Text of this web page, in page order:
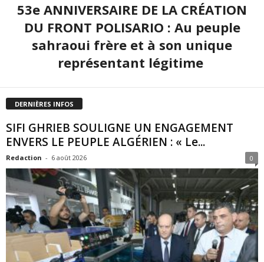
53e ANNIVERSAIRE DE LA CRÉATION
DU FRONT POLISARIO : Au peuple
sahraoui frère et à son unique
représentant légitime
DERNIÈRES INFOS
SIFI GHRIEB SOULIGNE UN ENGAGEMENT
ENVERS LE PEUPLE ALGÉRIEN : « Le...
Redaction - 6 août 2026 0